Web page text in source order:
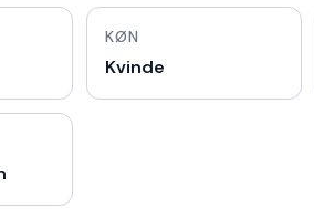
KØN
Kvinde